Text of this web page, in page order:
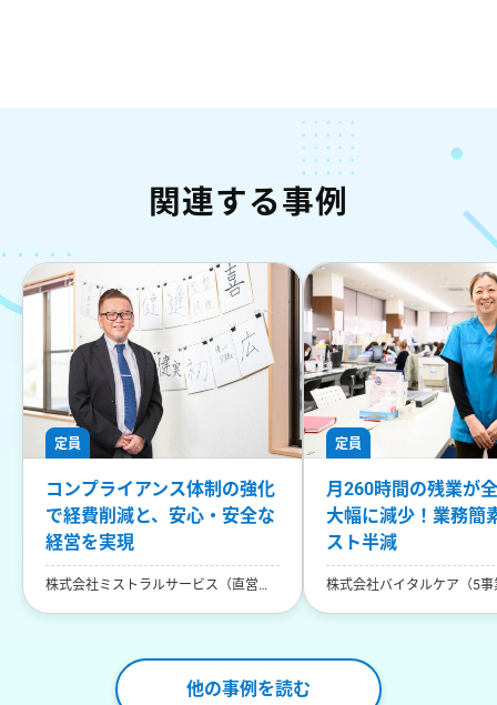
関連する事例
定員
コンプライアンス体制の強化
で経費削減と、安心・安全な
経営を実現
株式会社ミストラルサービス（直営店
定員
月260時間の残業が
大幅に減少！業務簡
スト半減
株式会社バイタルケア（5
他の事例を読む